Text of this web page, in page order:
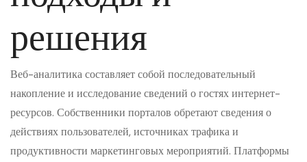
решения
Веб-аналитика составляет собой последовательный
накопление и исследование сведений о гостях интернет-
ресурсов. Собственники порталов обретают сведения о
действиях пользователей, источниках трафика и
продуктивности маркетинговых мероприятий. Платформы